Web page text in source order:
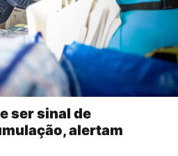
ser sinal de
alertam